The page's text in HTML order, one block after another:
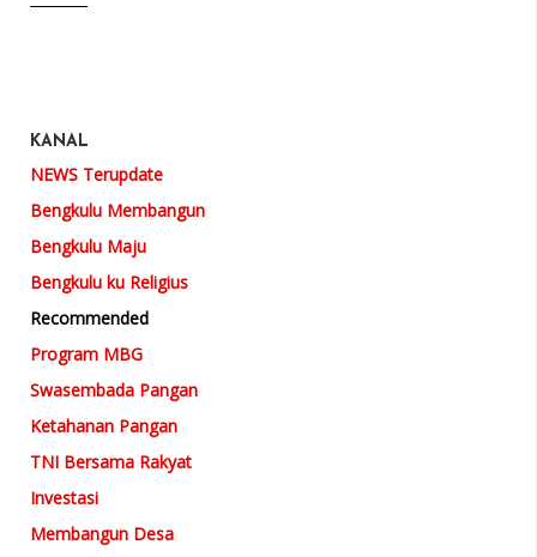
KANAL
NEWS Terupdate
Bengkulu Membangun
Bengkulu Maju
Bengkulu ku Religius
Recommended
Program MBG
Swasembada Pangan
Ketahanan Pangan
TNI Bersama Rakyat
Investasi
Membangun Desa